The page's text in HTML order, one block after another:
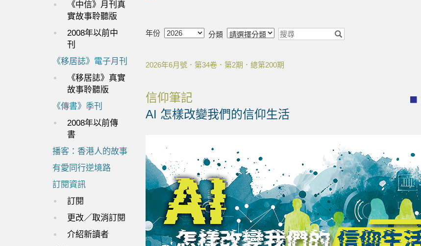
《中信》月刊真
實故事聆聽版
2008年以前中
刊
《移居誌》電子月刊
《移居誌》真實
故事聆聽版
《傳書》季刊
2008年以前傳
書
播客：香港人的故事
有愛同行逆境路
訂閱資訊
訂閱
更改／取消訂閱
介紹新讀者
年份 分類
2026年6月號．第34卷．第2期．總第200期
信仰筆記
AI 怎樣改變我們的信仰生活